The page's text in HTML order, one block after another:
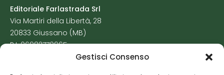
Gestisci Consenso
Editoriale Farlastrada Srl
Via Martiri della Libertà, 28
20833 Giussano (MB)
P.I. 06982770965